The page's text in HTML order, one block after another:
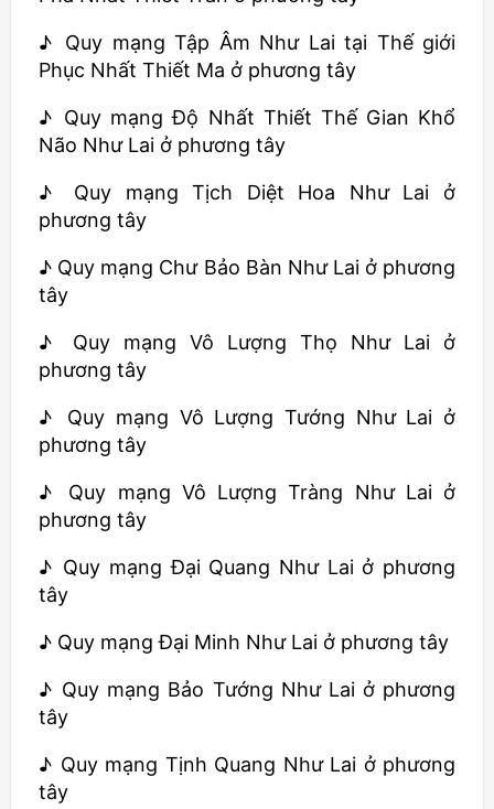
♪ Quy mạng Tập Âm Như Lai tại Thế giới
Phục Nhất Thiết Ma ở phương tây
♪ Quy mạng Độ Nhất Thiết Thế Gian Khổ
Não Như Lai ở phương tây
♪ Quy mạng Tịch Diệt Hoa Như Lai ở
phương tây
♪ Quy mạng Chư Bảo Bàn Như Lai ở phương
tây
♪ Quy mạng Vô Lượng Thọ Như Lai ở
phương tây
♪ Quy mạng Vô Lượng Tướng Như Lai ở
phương tây
♪ Quy mạng Vô Lượng Tràng Như Lai ở
phương tây
♪ Quy mạng Đại Quang Như Lai ở phương
tây
♪ Quy mạng Đại Minh Như Lai ở phương tây
♪ Quy mạng Bảo Tướng Như Lai ở phương
tây
♪ Quy mạng Tịnh Quang Như Lai ở phương
tây